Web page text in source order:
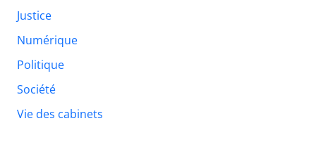
Justice
Numérique
Politique
Société
Vie des cabinets